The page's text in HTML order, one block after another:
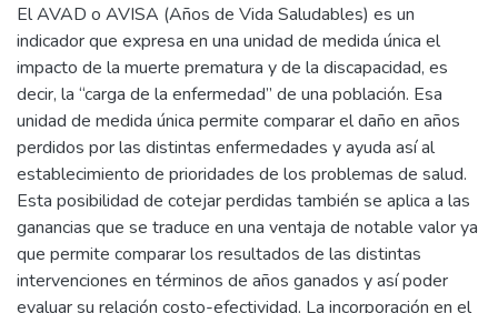
El AVAD o AVISA (Años de Vida Saludables) es un
indicador que expresa en una unidad de medida única el
impacto de la muerte prematura y de la discapacidad, es
decir, la “carga de la enfermedad” de una población. Esa
unidad de medida única permite comparar el daño en años
perdidos por las distintas enfermedades y ayuda así al
establecimiento de prioridades de los problemas de salud.
Esta posibilidad de cotejar perdidas también se aplica a las
ganancias que se traduce en una ventaja de notable valor ya
que permite comparar los resultados de las distintas
intervenciones en términos de años ganados y así poder
evaluar su relación costo-efectividad. La incorporación en el